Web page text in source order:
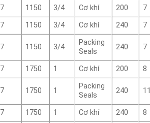
7 1150 3/4 Cơ khí 200
7
7 1150 3/4 Cơ khí 240 7
7 1150 3/4
Packing
Seals
240 7
7 1750 1 Cơ khí 200 8
7 1750 1
Packing
Seals
240
7 1750 1 Cơ khí 240 8